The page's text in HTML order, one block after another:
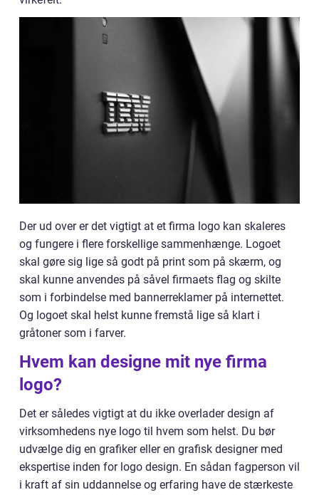
Der ud over er det vigtigt at et firma logo kan skaleres
og fungere i flere forskellige sammenhænge. Logoet
skal gøre sig lige så godt på print som på skærm, og
skal kunne anvendes på såvel firmaets flag og skilte
som i forbindelse med bannerreklamer på internettet.
Og logoet skal helst kunne fremstå lige så klart i
gråtoner som i farver.
Hvem kan designe mit nye firma
logo?
Det er således vigtigt at du ikke overlader design af
virksomhedens nye logo til hvem som helst. Du bør
udvælge dig en grafiker eller en grafisk designer med
ekspertise inden for logo design. En sådan fagperson vil
i kraft af sin uddannelse og erfaring have de stærkeste